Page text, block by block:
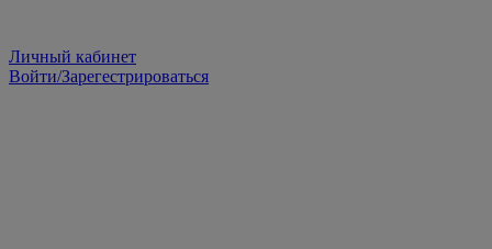
Личный кабинет
Войти/Зарегестрироваться